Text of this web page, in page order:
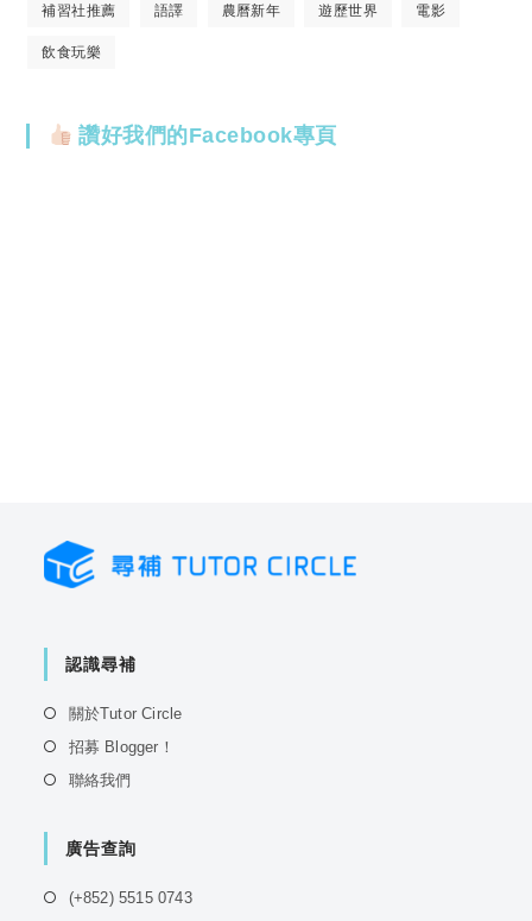
補習社推薦 語譯 農曆新年 遊歷世界 電影
飲食玩樂
讚好我們的Facebook專頁
認識尋補
關於Tutor CircleOpens
招募 Blogger！
聯絡我們
new
廣告查詢
(+852) 5515 0743Opens